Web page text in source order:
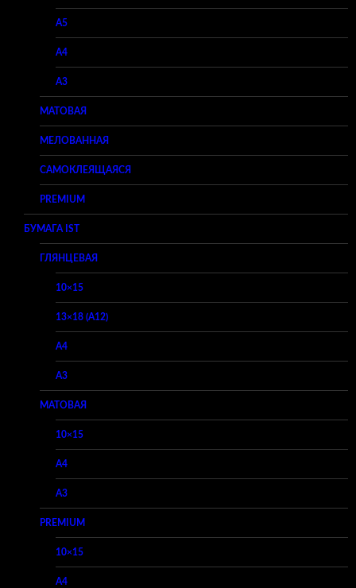
A5
A4
A3
МАТОВАЯ
МЕЛОВАННАЯ
САМОКЛЕЯЩАЯСЯ
PREMIUM
БУМАГА IST
ГЛЯНЦЕВАЯ
10×15
13×18 (A12)
A4
A3
МАТОВАЯ
10×15
A4
A3
PREMIUM
10×15
A4